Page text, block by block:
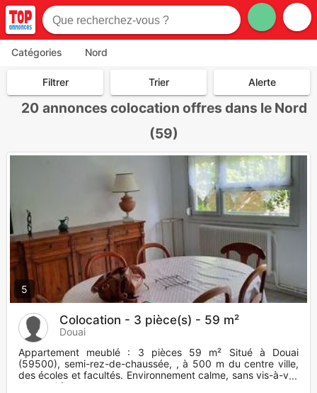
Catégories Nord
Filtrer Trier Alerte
20 annonces colocation offres dans le Nord
(59)
5
Colocation - 3 pièce(s) - 59 m²
Douai
Appartement meublé : 3 pièces 59 m² Situé à Douai
(59500), semi-rez-de-chaussée, , à 500 m du centre ville,
des écoles et facultés. Environnement calme, sans vis-à-vis,
desservi à